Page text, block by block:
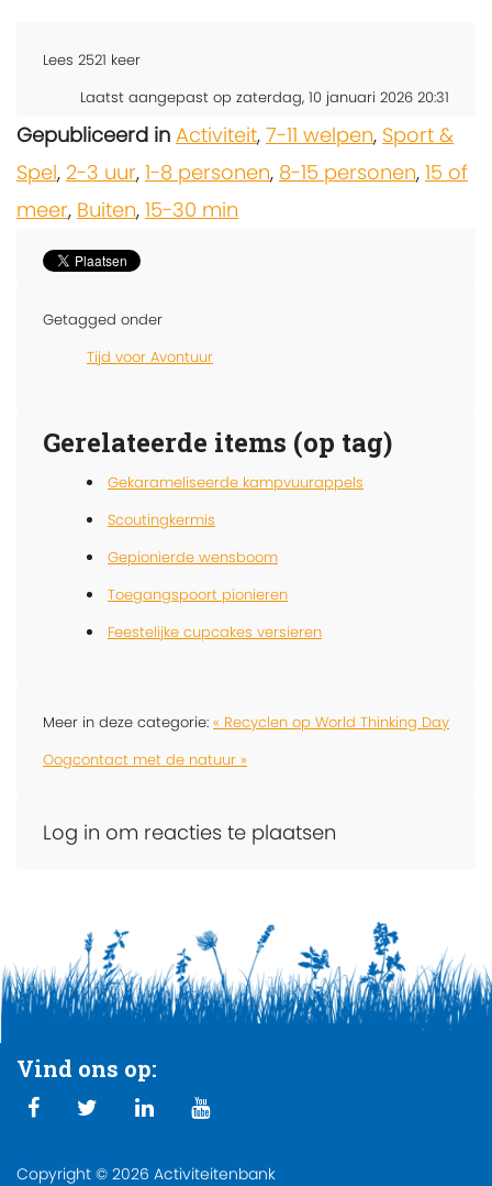
Lees 2521 keer
Laatst aangepast op zaterdag, 10 januari 2026 20:31
Gepubliceerd in Activiteit, 7-11 welpen, Sport &
Spel, 2-3 uur, 1-8 personen, 8-15 personen, 15 of
meer, Buiten, 15-30 min
Getagged onder
Tijd voor Avontuur
Gerelateerde items (op tag)
Gekarameliseerde kampvuurappels
Scoutingkermis
Gepionierde wensboom
Toegangspoort pionieren
Feestelijke cupcakes versieren
Meer in deze categorie: « Recyclen op World Thinking Day
Oogcontact met de natuur »
Log in om reacties te plaatsen
Vind ons op:
Copyright © 2026 Activiteitenbank